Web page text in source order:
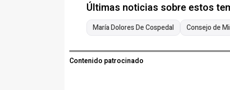
Últimas noticias sobre estos
María Dolores De Cospedal Consejo de
Contenido patrocinado